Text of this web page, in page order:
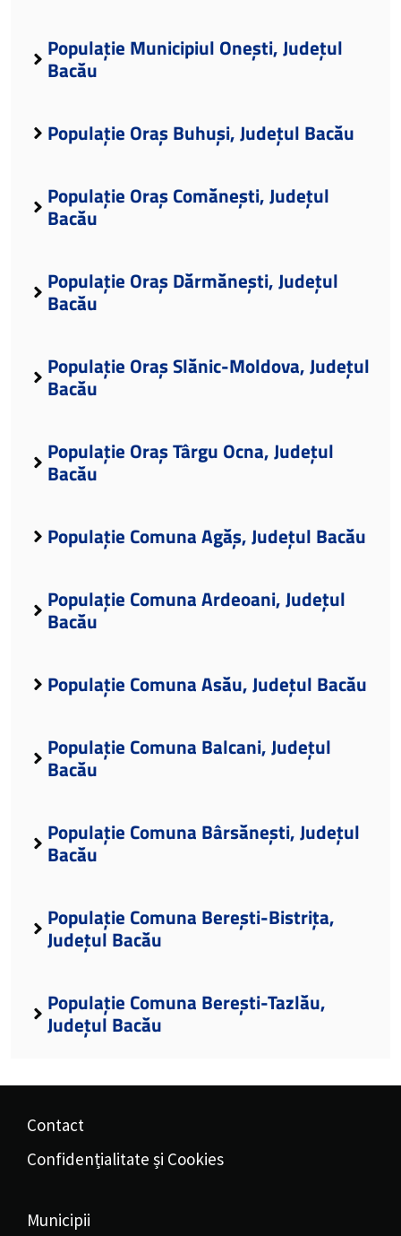
Populație Municipiul Onești, Județul
Bacău
Populație Oraș Buhuși, Județul Bacău
Populație Oraș Comănești, Județul
Bacău
Populație Oraș Dărmănești, Județul
Bacău
Populație Oraș Slănic-Moldova, Județul
Bacău
Populație Oraș Târgu Ocna, Județul
Bacău
Populație Comuna Agăș, Județul Bacău
Populație Comuna Ardeoani, Județul
Bacău
Populație Comuna Asău, Județul Bacău
Populație Comuna Balcani, Județul
Bacău
Populație Comuna Bârsănești, Județul
Bacău
Populație Comuna Berești-Bistrița,
Județul Bacău
Populație Comuna Berești-Tazlău,
Județul Bacău
Contact
Confidențialitate și Cookies
Municipii